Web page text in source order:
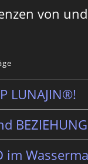
von
LUNAJIN®!
im